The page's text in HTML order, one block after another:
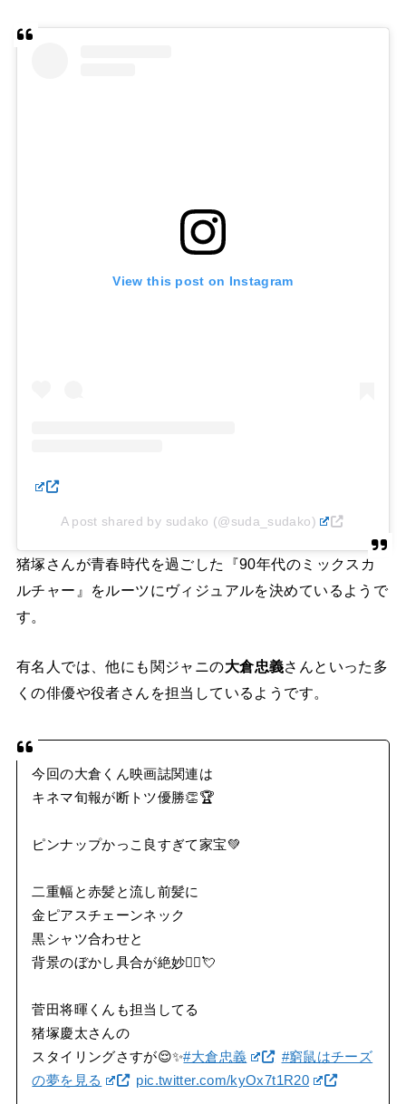
View this post on Instagram
A post shared by sudako (@suda_sudako)
猪塚さんが青春時代を過ごした『90年代のミックスカ
ルチャー』をルーツにヴィジュアルを決めているようで
す。
有名人では、他にも関ジャニの大倉忠義さんといった多
くの俳優や役者さんを担当しているようです。
今回の大倉くん映画誌関連は
キネマ旬報が断トツ優勝👏🏆
ピンナップかっこ良すぎて家宝💚
二重幅と赤髪と流し前髪に
金ピアスチェーンネック
黒シャツ合わせと
背景のぼかし具合が絶妙🤦‍♀️💘
菅田将暉くんも担当してる
猪塚慶太さんの
スタイリングさすが😌✨#大倉忠義
#窮鼠はチーズ
の夢を見る
pic.twitter.com/kyOx7t1R20